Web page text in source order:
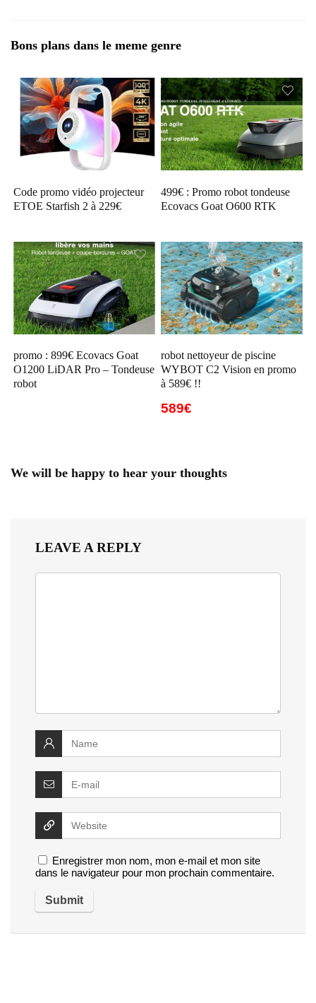
Bons plans dans le meme genre
Code promo vidéo projecteur
ETOE Starfish 2 à 229€
499€ : Promo robot tondeuse
Ecovacs Goat O600 RTK
promo : 899€ Ecovacs Goat
O1200 LiDAR Pro – Tondeuse
robot
robot nettoyeur de piscine
WYBOT C2 Vision en promo
à 589€ !!
589€
We will be happy to hear your thoughts
LEAVE A REPLY
Enregistrer mon nom, mon e-mail et mon site
dans le navigateur pour mon prochain commentaire.